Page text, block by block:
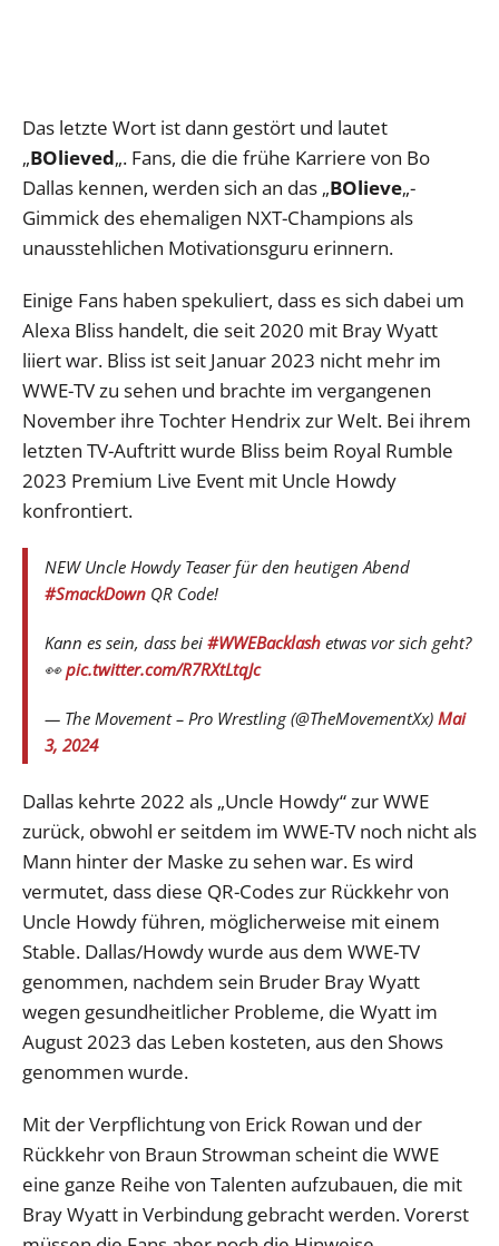
Das letzte Wort ist dann gestört und lautet
„BOlieved„. Fans, die die frühe Karriere von Bo
Dallas kennen, werden sich an das „BOlieve„-
Gimmick des ehemaligen NXT-Champions als
unausstehlichen Motivationsguru erinnern.
Einige Fans haben spekuliert, dass es sich dabei um
Alexa Bliss handelt, die seit 2020 mit Bray Wyatt
liiert war. Bliss ist seit Januar 2023 nicht mehr im
WWE-TV zu sehen und brachte im vergangenen
November ihre Tochter Hendrix zur Welt. Bei ihrem
letzten TV-Auftritt wurde Bliss beim Royal Rumble
2023 Premium Live Event mit Uncle Howdy
konfrontiert.
NEW Uncle Howdy Teaser für den heutigen Abend
#SmackDown QR Code!
Kann es sein, dass bei #WWEBacklash etwas vor sich geht?
👀pic.twitter.com/R7RXtLtqJc
— The Movement – Pro Wrestling (@TheMovementXx) Mai
3, 2024
Dallas kehrte 2022 als „Uncle Howdy“ zur WWE
zurück, obwohl er seitdem im WWE-TV noch nicht als
Mann hinter der Maske zu sehen war. Es wird
vermutet, dass diese QR-Codes zur Rückkehr von
Uncle Howdy führen, möglicherweise mit einem
Stable. Dallas/Howdy wurde aus dem WWE-TV
genommen, nachdem sein Bruder Bray Wyatt
wegen gesundheitlicher Probleme, die Wyatt im
August 2023 das Leben kosteten, aus den Shows
genommen wurde.
Mit der Verpflichtung von Erick Rowan und der
Rückkehr von Braun Strowman scheint die WWE
eine ganze Reihe von Talenten aufzubauen, die mit
Bray Wyatt in Verbindung gebracht werden. Vorerst